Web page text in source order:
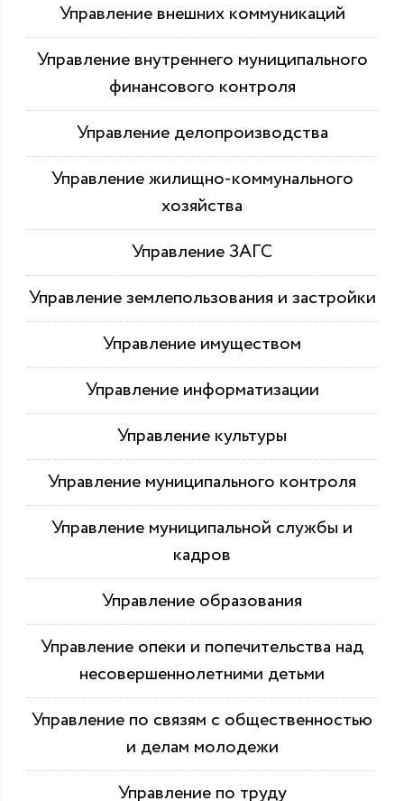
Управление внешних коммуникаций
Управление внутреннего муниципального
финансового контроля
Управление делопроизводства
Управление жилищно-коммунального
хозяйства
Управление ЗАГС
Управление землепользования и застройки
Управление имуществом
Управление информатизации
Управление культуры
Управление муниципального контроля
Управление муниципальной службы и
кадров
Управление образования
Управление опеки и попечительства над
несовершеннолетними детьми
Управление по связям с общественностью
и делам молодежи
Управление по труду